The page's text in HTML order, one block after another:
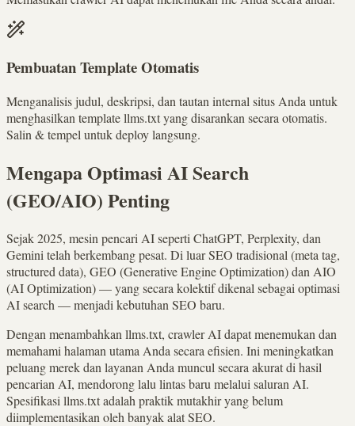
Pembuatan Template Otomatis
Menganalisis judul, deskripsi, dan tautan internal situs Anda untuk
menghasilkan template llms.txt yang disarankan secara otomatis.
Salin & tempel untuk deploy langsung.
Mengapa Optimasi AI Search
(GEO/AIO) Penting
Sejak 2025, mesin pencari AI seperti ChatGPT, Perplexity, dan
Gemini telah berkembang pesat. Di luar SEO tradisional (meta tag,
structured data), GEO (Generative Engine Optimization) dan AIO
(AI Optimization) — yang secara kolektif dikenal sebagai optimasi
AI search — menjadi kebutuhan SEO baru.
Dengan menambahkan llms.txt, crawler AI dapat menemukan dan
memahami halaman utama Anda secara efisien. Ini meningkatkan
peluang merek dan layanan Anda muncul secara akurat di hasil
pencarian AI, mendorong lalu lintas baru melalui saluran AI.
Spesifikasi llms.txt adalah praktik mutakhir yang belum
diimplementasikan oleh banyak alat SEO.